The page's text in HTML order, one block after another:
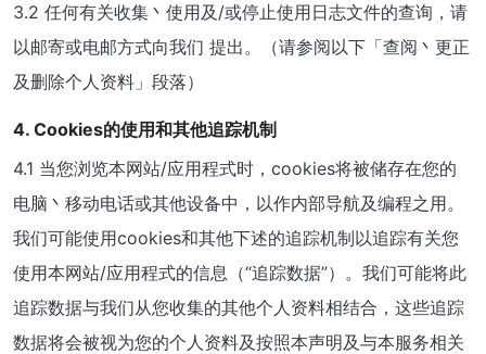
3.2 任何有关收集丶使用及/或停止使用日志文件的查询，请
以邮寄或电邮方式向我们 提出。（请参阅以下「查阅丶更正
及删除个人资料」段落）
4. Cookies的使用和其他追踪机制
4.1 当您浏览本网站/应用程式时，cookies将被储存在您的
电脑丶移动电话或其他设备中，以作内部导航及编程之用。
我们可能使用cookies和其他下述的追踪机制以追踪有关您
使用本网站/应用程式的信息（“追踪数据”）。我们可能将此
追踪数据与我们从您收集的其他个人资料相结合，这些追踪
数据将会被视为您的个人资料及按照本声明及与本服务相关